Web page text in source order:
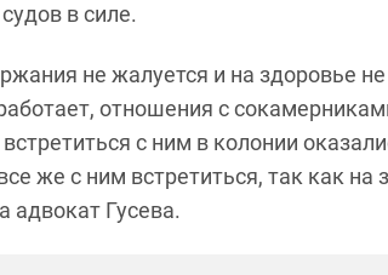
в силе.
не жалуется и на здоровье
отношения с
с ним в колонии
же с ним встретиться, так как на
адвокат Гусева.